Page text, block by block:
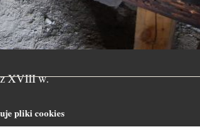
z XVIII w.
pliki cookies